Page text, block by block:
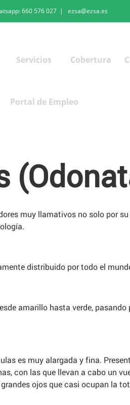
660 576 027 | ezsa@ezsa.es
Servicios Cobertura
Portal de Empleo
muy llamativos no solo por
distribuido por todo el
amarillo hasta verde, pasando
es muy alargada y fina.
con las que llevan a cabo un
ojos que casi ocupan la